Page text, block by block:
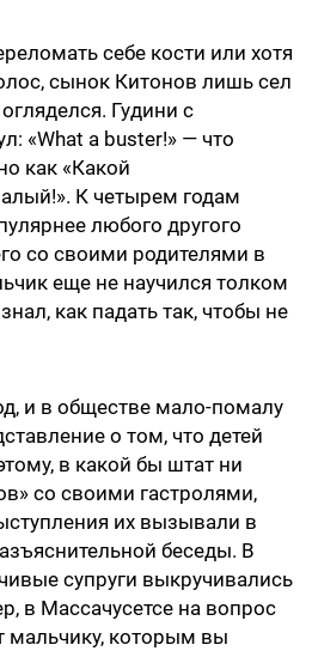
себе кости или хотя
сынок Китонов лишь сел
Гудини с
«What a buster!» — что
как «Какой
К четырем годам
любого другого
со своими родителями в
еще не научился толком
как падать так, чтобы не
и в обществе мало-помалу
о том, что детей
в какой бы штат ни
со своими гастролями,
их вызывали в
беседы. В
супруги выкручивались
в Массачусетсе на вопрос
мальчику, которым вы